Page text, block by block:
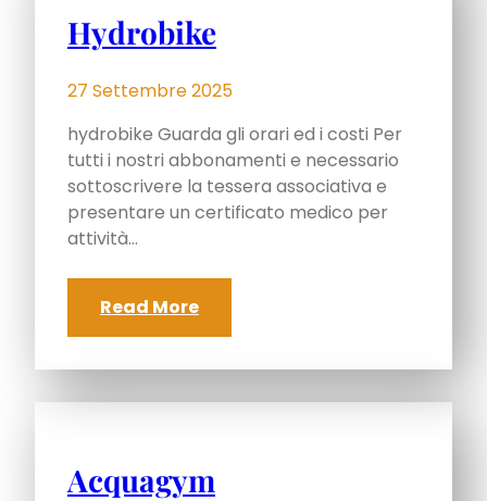
Hydrobike
27 Settembre 2025
hydrobike Guarda gli orari ed i costi Per
tutti i nostri abbonamenti e necessario
sottoscrivere la tessera associativa e
presentare un certificato medico per
attività…
Read More
Acquagym